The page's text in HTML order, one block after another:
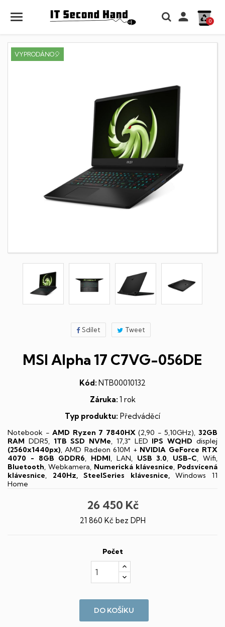
 0
VYPRODÁNO🎈
Sdílet Tweet
MSI Alpha 17 C7VG-056DE
Kód: NTB00010132
Záruka: 1 rok
Typ produktu: Předváděcí
Notebook -AMD Ryzen 7 7840HX(2,90 - 5,10GHz),32GB
RAM DDR5, 1TB SSD NVMe, 17,3" LED IPS WQHD displej
(2560x1440px), AMD Radeon 610M + NVIDIA GeForce RTX
4070 - 8GB GDDR6, HDMI, LAN, USB 3.0, USB-C, Wifi,
Bluetooth, Webkamera, Numerická klávesnice, Podsvícená
klávesnice, 240Hz, SteelSeries klávesnice,Windows 11
Home
26 450 Kč
21 860 Kč bez DPH
Počet
DO KOŠÍKU